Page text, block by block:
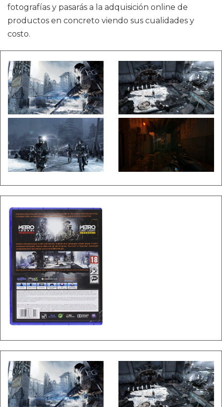
fotografías y pasarás a la adquisición online de
productos en concreto viendo sus cualidades y
costo.